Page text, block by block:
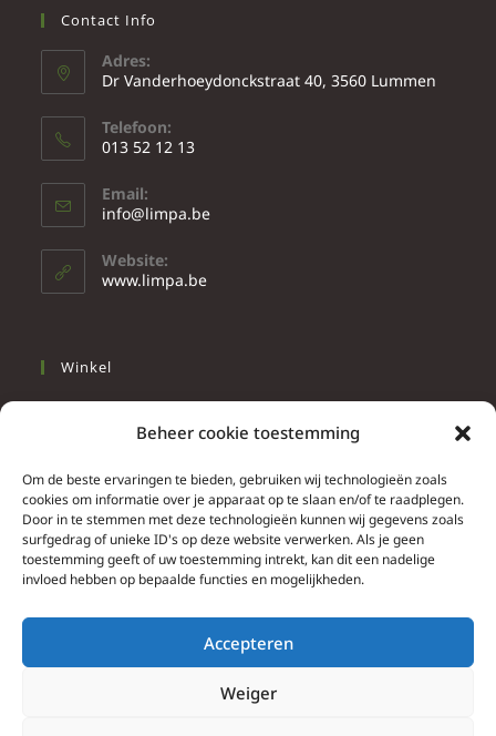
Beheer cookie toestemming
Om de beste ervaringen te bieden, gebruiken wij technologieën zoals
cookies om informatie over je apparaat op te slaan en/of te raadplegen.
Door in te stemmen met deze technologieën kunnen wij gegevens zoals
surfgedrag of unieke ID's op deze website verwerken. Als je geen
toestemming geeft of uw toestemming intrekt, kan dit een nadelige
invloed hebben op bepaalde functies en mogelijkheden.
Accepteren
Weiger
Contact Info
Adres:
Dr Vanderhoeydonckstraat 40, 3560 Lummen
Telefoon:
013 52 12 13
Email:
info@limpa.be
Website:
www.limpa.be
Winkel
Wonen
Info
Contacteer ons